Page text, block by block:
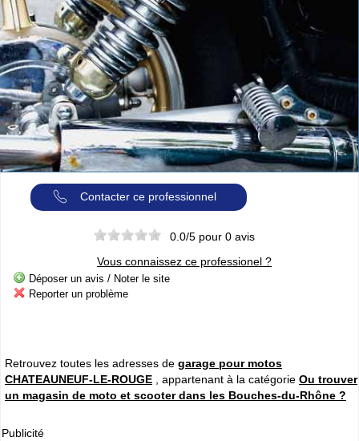
Cliquer sur la 1ere lettre du nom de votre ville pour voir notre
SÉLECTION d'adresses :
A(188) B(314) C(380) D(83)
H(52) I(31) J(32) K(5) L
(295)
O(47) P(227) Q (18) R(128) S T(102) U(12)
V(201) W(22) X(1) Y(13)
CatégoriesANNUAIRE MOTOS
Toutes les infos sur les marques de MOTO & SCOOTER
Ou trouver un garageMOTOS ou SCOOTERS
Retrouvez toutes les informations pratiques pour les
Contacter ce professionnel
0.0/5 pour 0avis
Vous connaissez ce professionel ?
Déposer un avis / Noter le site
Reporter un problème
Retrouvez toutes les adresses de garage pour motos
CHATEAUNEUF-LE-ROUGE , appartenant à la catégorie Ou trouver
un magasin de moto et scooter dans les Bouches-du-Rhône ?
Publicité